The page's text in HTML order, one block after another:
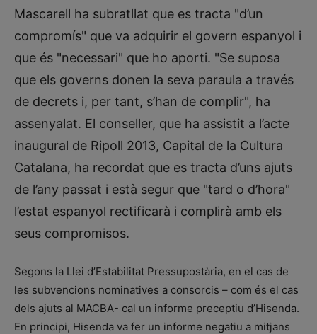
Mascarell ha subratllat que es tracta "d’un
compromís" que va adquirir el govern espanyol i
que és "necessari" que ho aporti. "Se suposa
que els governs donen la seva paraula a través
de decrets i, per tant, s’han de complir", ha
assenyalat. El conseller, que ha assistit a l’acte
inaugural de Ripoll 2013, Capital de la Cultura
Catalana, ha recordat que es tracta d’uns ajuts
de l’any passat i està segur que "tard o d’hora"
l’estat espanyol rectificarà i complirà amb els
seus compromisos.
Segons la Llei d’Estabilitat Pressupostària, en el cas de
les subvencions nominatives a consorcis – com és el cas
dels ajuts al MACBA- cal un informe preceptiu d’Hisenda.
En principi, Hisenda va fer un informe negatiu a mitjans